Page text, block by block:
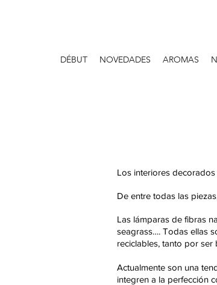
DÉBUT NOVEDADES AROMAS
Los interiores
De entre todas las
Las lámparas de fibras
seagrass…. Todas ellas
reciclables, tanto por
Actualmente son una
integren a la perfección